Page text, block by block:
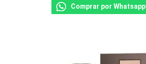
Comprar por Whatsapp